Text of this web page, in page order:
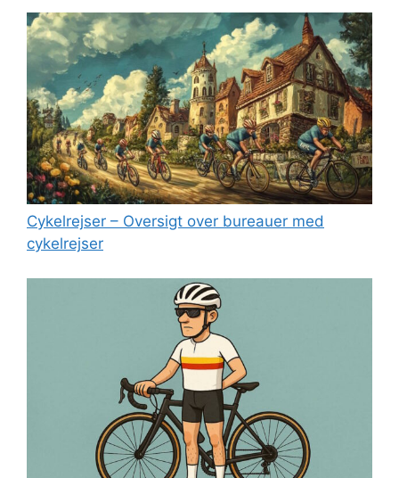
Cykelrejser – Oversigt over bureauer med
cykelrejser